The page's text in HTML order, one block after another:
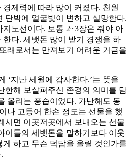
제력에 따라 많이 커졌다. 천원
단박에 얼굴빛이 변하고 실망한다.
노선이다. 보통 2~3장은 줘야 아
다. 세뱃돈 많이 받기 경쟁을 하
래로서는 만져보기 어려운 거금을
‘지난 세월에 감사한다.’는 뜻을
한해 보살펴주신 존경의 의미를 담
올리는 풍습이었다. 가난해도 동
나 고등어 한손 정도는 선물을 했
시면 이곳저곳에서 보내오는 선물
이들의 세뱃돈을 말하기보다 이웃
하고 무슨 덕담을 올릴 것인가를